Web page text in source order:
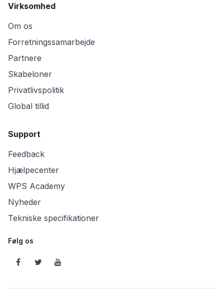
Virksomhed
Om os
Forretningssamarbejde
Partnere
Skabeloner
Privatlivspolitik
Global tillid
Support
Feedback
Hjælpecenter
WPS Academy
Nyheder
Tekniske specifikationer
Følg os